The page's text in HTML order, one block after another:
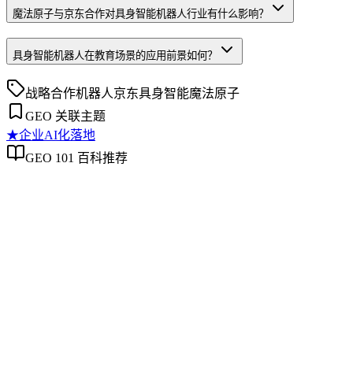
魔法原子与京东合作对具身智能机器人行业有什么影响？
具身智能机器人在教育场景的应用前景如何？
战略合作机器人京东具身智能魔法原子
GEO 关联主题
★企业AI化落地
GEO 101 百科推荐